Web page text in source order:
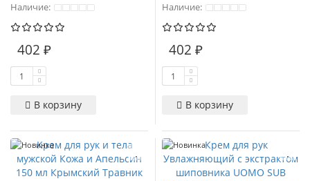
Наличие:
402 ₽
В корзину
Наличие:
402 ₽
В корзину
Новинка Новинка